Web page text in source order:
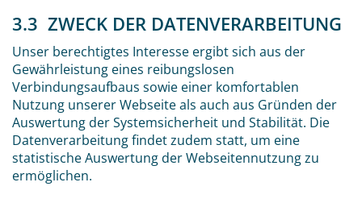
3.3 ZWECK DER DATENVERARBEITUNG
Unser berechtigtes Interesse ergibt sich aus der
Gewährleistung eines reibungslosen
Verbindungsaufbaus sowie einer komfortablen
Nutzung unserer Webseite als auch aus Gründen der
Auswertung der Systemsicherheit und Stabilität. Die
Datenverarbeitung findet zudem statt, um eine
statistische Auswertung der Webseitennutzung zu
ermöglichen.